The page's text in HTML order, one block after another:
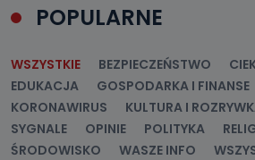
POPULARNE
WSZYSTKIE BEZPIECZEŃSTWO
EDUKACJA
GOSPODARKA I FINANSE
KORONAWIRUS
KULTURA I
SYGNALE
OPINIE POLITYKA
ŚRODOWISKO
WASZE INFO